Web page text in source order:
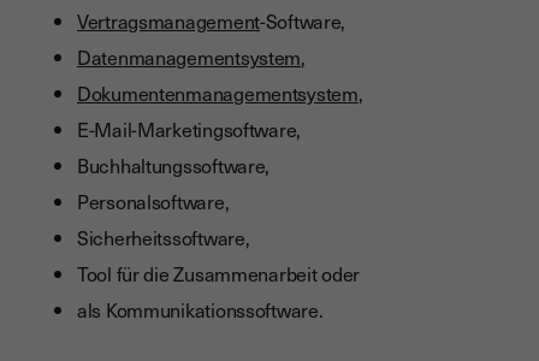
Vertragsmanagement-Software,
Datenmanagementsystem,
Dokumentenmanagementsystem,
E-Mail-Marketingsoftware,
Buchhaltungssoftware,
Personalsoftware,
Sicherheitssoftware,
Tool für die Zusammenarbeit oder
als Kommunikationssoftware.